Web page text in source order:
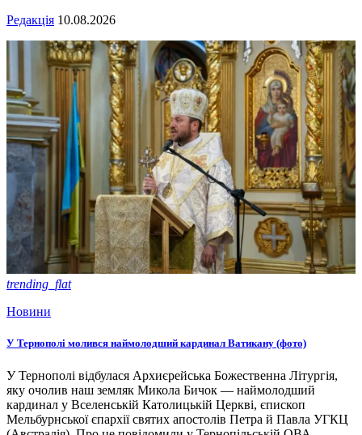
Редакція 10.08.2026
trending_flat
Новини
У Тернополі молився наймолодший кардинал Ватикану (фото)
У Тернополі відбулася Архиєрейська Божественна Літургія,
яку очолив наш земляк Микола Бичок — наймолодший
кардинал у Вселенській Католицькій Церкві, єпископ
Мельбурнської єпархії святих апостолів Петра й Павла УГКЦ